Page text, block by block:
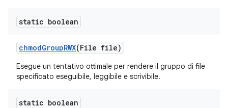
static boolean
chmodGroupRWX(File file)
Esegue un tentativo ottimale per rendere il gruppo di file
specificato eseguibile, leggibile e scrivibile.
static boolean